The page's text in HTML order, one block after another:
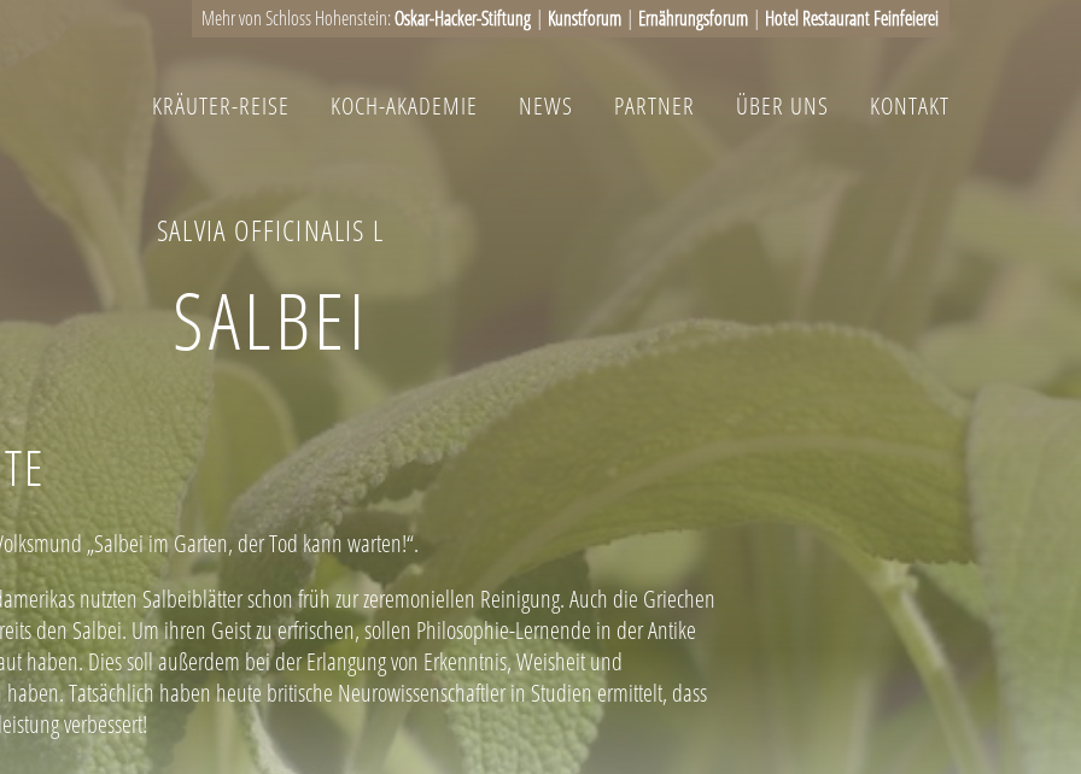
HAUPTNAVIGATION
KRÄUTER-REISE KOCH-AKADEMIE NEWS PARTNER ÜBER UNS KONTAKT
Mehr von Schloss Hohenstein:Oskar-Hacker-Stiftung | Kunstforum | Ernährungsforum | Hotel Restaurant Feinfeierei
SALVIA OFFICINALIS L
SALBEI
„Salbei im Garten, der Tod kann warten!“.
nutzten Salbeiblätter schon früh zur zeremoniellen Reinigung. Auch die Griechen
den Salbei. Um ihren Geist zu erfrischen, sollen Philosophie-Lernende in der Antike
haben. Dies soll außerdem bei der Erlangung von Erkenntnis, Weisheit und
Tatsächlich haben heute britische Neurowissenschaftler in Studien ermittelt, dass
verbessert!